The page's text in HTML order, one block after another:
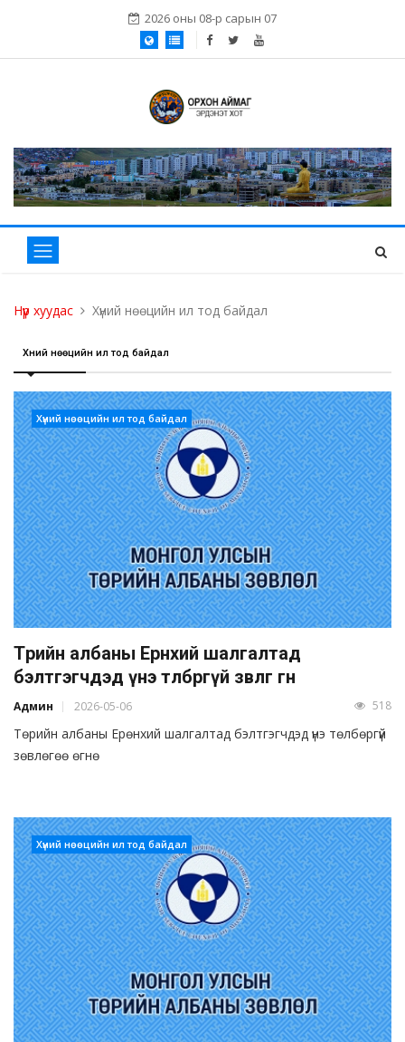
2026 оны 08-р сарын 07
Нүүр хуудас Хүний нөөцийн ил тод байдал
Хүний нөөцийн ил тод байдал
Хүний нөөцийн ил тод байдал
Төрийн албаны Ерөнхий шалгалтад
бэлтгэгчдэд үнэ төлбөргүй зөвлөгөө өгнө
Админ 2026-05-06 518
Төрийн албаны Ерөнхий шалгалтад бэлтгэгчдэд үнэ төлбөргүй
зөвлөгөө өгнө
Хүний нөөцийн ил тод байдал